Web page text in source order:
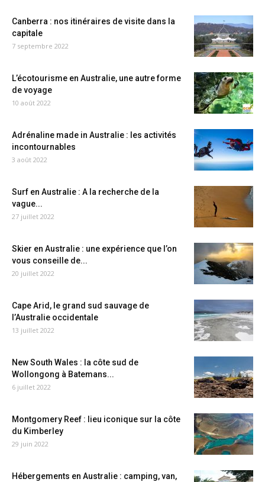
Canberra : nos itinéraires de visite dans la
capitale
7 septembre 2022
L’écotourisme en Australie, une autre forme
de voyage
10 août 2022
Adrénaline made in Australie : les activités
incontournables
3 août 2022
Surf en Australie : A la recherche de la
vague...
27 juillet 2022
Skier en Australie : une expérience que l’on
vous conseille de...
20 juillet 2022
Cape Arid, le grand sud sauvage de
l’Australie occidentale
13 juillet 2022
New South Wales : la côte sud de
Wollongong à Batemans...
6 juillet 2022
Montgomery Reef : lieu iconique sur la côte
du Kimberley
29 juin 2022
Hébergements en Australie : camping, van,